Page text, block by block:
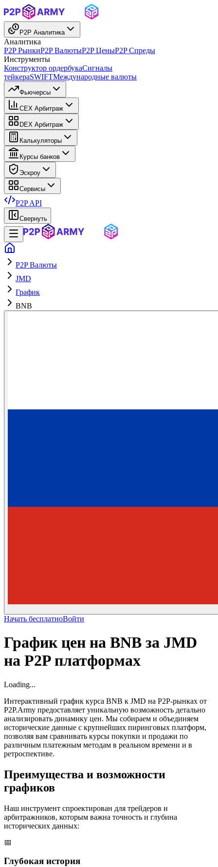
P2P Аналитика
Аналитика
P2P РынкиP2P ВалютыP2P ЦеныP2P Спреды
Инструменты
Конструктор ордербукаСигналы
тейкераSWIFTМеждународные валюты
Фьючерсы
CEX Арбитраж
DEX Арбитраж
Калькуляторы
Курсы банков
Эскроу
Сервисы
P2P API
Свернуть
P2P Валюты
JMD
График
BNB
Начать бесплатноВойти
График цен на BNB за JMD
на P2P платформах
Loading...
Интерактивный график курса BNB к JMD на P2P-рынках от
P2P.Army предоставляет уникальную возможность детально
анализировать динамику цен. Мы собираем и объединяем
исторические данные с крупнейших пиринговых платформ,
позволяя вам сравнивать курсы покупки и продажи по
различным платежным методам в реальном времени и в
ретроспективе.
Преимущества и возможности
графиков
Наш инструмент спроектирован для трейдеров и
арбитражников, которым важна точность и глубина
исторических данных:
📅
Глубокая история